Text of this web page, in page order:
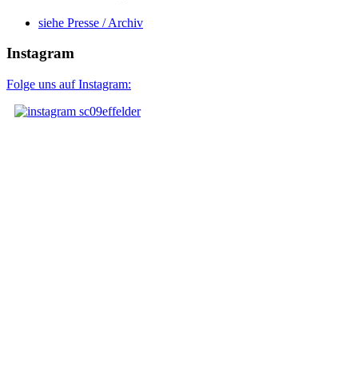
siehe Presse / Archiv
Instagram
Folge uns auf Instagram: